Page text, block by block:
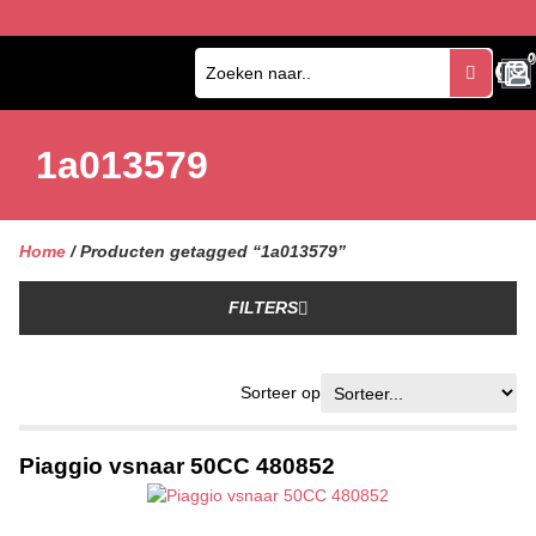
0
0
1a013579
Home / Producten getagged “1a013579”
FILTERS
Sorteer op
Piaggio vsnaar 50CC 480852